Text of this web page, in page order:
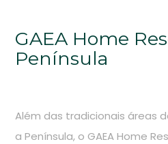
GAEA Home
Península
Além das tradicionais áreas
a Península, o GAEA Home